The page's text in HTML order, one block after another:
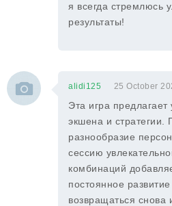
я всегда стремлюсь
результаты!
alidi125 25 October
Эта игра предлагает
экшена и стратегии.
разнообразие
сессию
комбинаций
постоянное
возвращаться снова